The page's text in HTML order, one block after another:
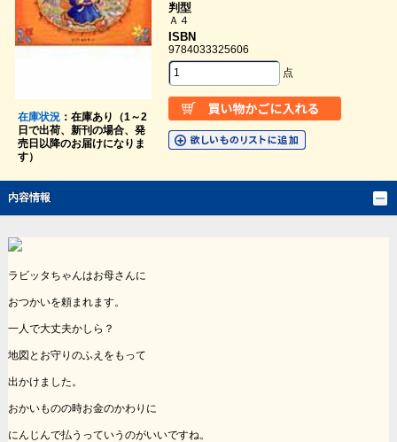
在庫状況：在庫あり（1～2
日で出荷、新刊の場合、発
売日以降のお届けになりま
す）
判型
Ａ４
ISBN
9784033325606
点
内容情報
ラビッタちゃんはお母さんに
おつかいを頼まれます。
一人で大丈夫かしら？
地図とお守りのふえをもって
出かけました。
おかいものの時お金のかわりに
にんじんで払うっていうのがいいですね。